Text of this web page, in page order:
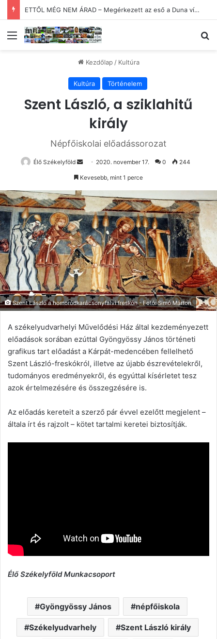
KOMOLYSÁG! – 30. Minimum Party alkotótábor és szakmai fórum
Menü
Kezdőlap / Kultúra
Kultúra Történelem
Szent László, a sziklahitű
király
Népfőiskolai előadássorozat
Élő Székelyföld
Send 2020. november 17. 0 244
Kevesebb, mint 1 perce
Szent László a homoródkarácsonyfalvi freskón - Fotó: Simó Márton
A székelyudvarhelyi Művelődési Ház által kezdeményezett
előadások sorában ezúttal Gyöngyössy János történeti
grafikus tart előadást a Kárpát-medencében fellelhető
Szent László-freskókról, illetve az újabb észrevételekről,
tudományos eredményekről, és egyúttal kísérletet tesz
azok értelmezésére és összegzésére is.
Az előadás kereteit a szerző pár évvel ezelőtt megjelent –
általa írt és rajzolt – kötet tartalmi keretei biztosítják.
Élő Székelyföld Munkacsoport
Gyöngyössy János népfőiskola
Székelyudvarhely Szent László király